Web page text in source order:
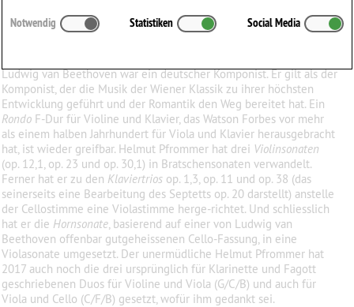
Ludwig van Beethoven
∗ inBonn, Deutschland
Ludwig van Beethoven war ein deutscher Komponist. Er gilt als der
Komponist, der die Musik der Wiener Klassik zu ihrer höchsten
Entwicklung geführt und der Romantik den Weg bereitet hat. Ein
Rondo F-Dur für Violine und Klavier, das Watson Forbes vor mehr
als einem halben Jahrhundert für Viola und Klavier herausgebracht
hat, ist wieder greifbar. Helmut Pfrommer hat drei Violinsonaten
(op. 12,1, op. 23 und op. 30,1) in Bratschensonaten verwandelt.
Ferner hat er zu den Klaviertrios op. 1,3, op. 11 und op. 38 (das
seinerseits eine Bearbeitung des Septetts op. 20 darstellt) anstelle
der Cellostimme eine Violastimme herge-richtet. Und schliesslich
hat er die Hornsonate, basierend auf einer von Ludwig van
Beethoven offenbar gutgeheissenen Cello-Fassung, in eine
Violasonate umgesetzt. Der unermüdliche Helmut Pfrommer hat
2017 auch noch die drei ursprünglich für Klarinette und Fagott
geschriebenen Duos für Violine und Viola (G/C/B) und auch für
Viola und Cello (C/F/B) gesetzt, wofür ihm gedankt sei.
Notwendig Statistiken Social Media